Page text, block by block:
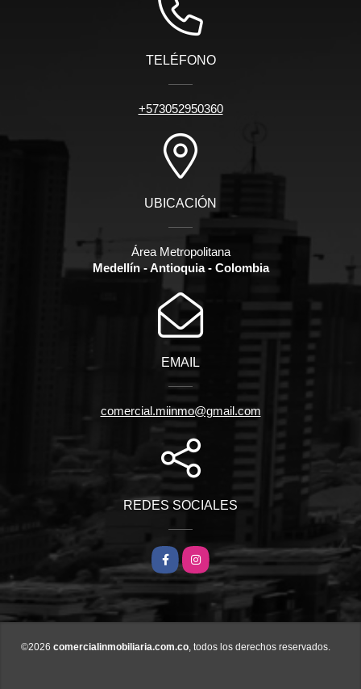
TELÉFONO
+573052950360
UBICACIÓN
Área Metropolitana
Medellín - Antioquia - Colombia
EMAIL
comercial.miinmo@gmail.com
REDES SOCIALES
FacebookInstagram
©2026 comercialinmobiliaria.com.co, todos los derechos reservados.